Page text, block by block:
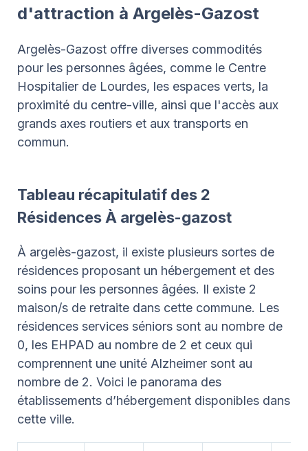
d'attraction à Argelès-Gazost
Argelès-Gazost offre diverses commodités
pour les personnes âgées, comme le Centre
Hospitalier de Lourdes, les espaces verts, la
proximité du centre-ville, ainsi que l'accès aux
grands axes routiers et aux transports en
commun.
Tableau récapitulatif des 2
Résidences À argelès-gazost
À argelès-gazost, il existe plusieurs sortes de
résidences proposant un hébergement et des
soins pour les personnes âgées. Il existe 2
maison/s de retraite dans cette commune. Les
résidences services séniors sont au nombre de
0, les EHPAD au nombre de 2 et ceux qui
comprennent une unité Alzheimer sont au
nombre de 2. Voici le panorama des
établissements d’hébergement disponibles dans
cette ville.